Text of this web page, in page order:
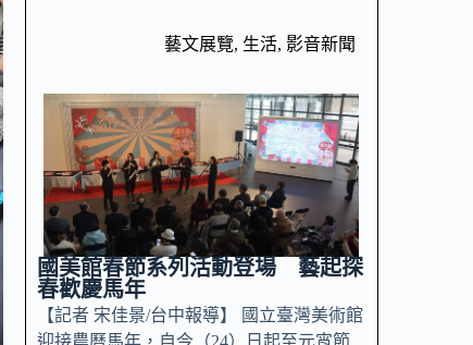
藝文展覽, 生活, 影音新聞
國美館春節系列活動登場 藝起探
春歡慶馬年
【記者 宋佳景/台中報導】 國立臺灣美術館